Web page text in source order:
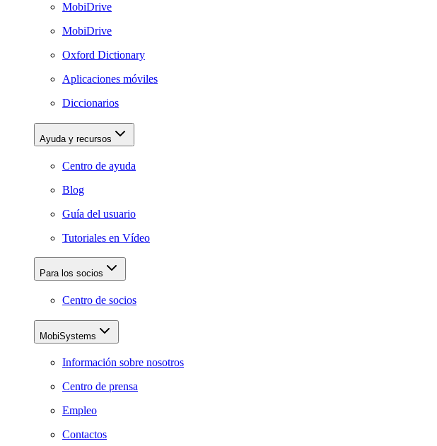
MobiDrive
MobiDrive
Oxford Dictionary
Aplicaciones móviles
Diccionarios
Ayuda y recursos
Centro de ayuda
Blog
Guía del usuario
Tutoriales en Vídeo
Para los socios
Centro de socios
MobiSystems
Información sobre nosotros
Centro de prensa
Empleo
Contactos